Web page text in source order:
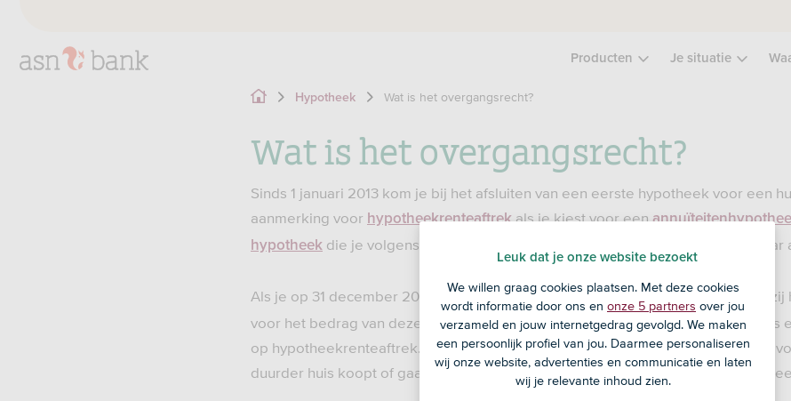
Producten Je situatie
Hypotheek Wat is het overgangsrecht?
Wat is het overgangsrecht?
Sinds 1 januari 2013 kom je bij het afsluiten van een eerste hypotheek voor een
aanmerking voor hypotheekrenteaftrekals je kiest voor een
hypotheek die je volgens de afgesproken aflossingseis binnen maximaal 30 jaar
Als je op 31 december 2012 al een aflossingsvrije hypotheek had, mag je dankzij
voor het bedrag van deze hypotheek gebruik blijven maken van de oude regels
op hypotheekrenteaftrek. Sluit je een hogere hypotheek af dan je eerst had
duurder huis koopt of gaat verbouwen)? Dan gelden voor het extra
Leuk dat je onze website bezoekt
We willen graag cookies plaatsen. Met deze cookies
wordt informatie door ons en onze 5 partners over jou
verzameld en jouw internetgedrag gevolgd. We maken
een persoonlijk profiel van jou. Daarmee personaliseren
wij onze website, advertenties en communicatie en laten
wij je relevante inhoud zien.